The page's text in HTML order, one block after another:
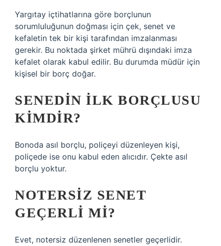
Yargıtay içtihatlarına göre borçlunun
sorumluluğunun doğması için çek, senet ve
kefaletin tek bir kişi tarafından imzalanması
gerekir. Bu noktada şirket mührü dışındaki imza
kefalet olarak kabul edilir. Bu durumda müdür için
kişisel bir borç doğar.
SENEDIN ILK BORÇLUSU
KIMDIR?
Bonoda asıl borçlu, poliçeyi düzenleyen kişi,
poliçede ise onu kabul eden alıcıdır. Çekte asıl
borçlu yoktur.
NOTERSIZ SENET
GEÇERLI MI?
Evet, notersiz düzenlenen senetler geçerlidir.